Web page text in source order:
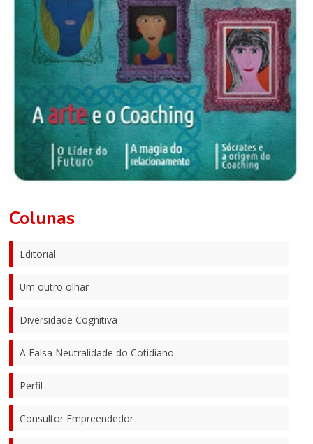
Colunas
Editorial
Um outro olhar
Diversidade Cognitiva
A Falsa Neutralidade do Cotidiano
Perfil
Consultor Empreendedor